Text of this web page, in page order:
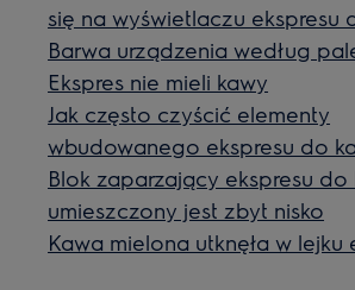
się na wyświetlaczu ekspresu
Barwa urządzenia według
Ekspres nie mieli kawy
Jak często czyścić elementy
wbudowanego ekspresu do
Blok zaparzający ekspresu do
umieszczony jest zbyt nisko
Kawa mielona utknęła w lejku